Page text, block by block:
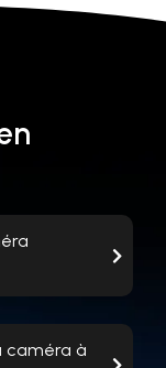
caméra à